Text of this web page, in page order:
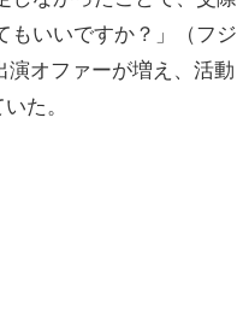
もいいですか？」（フジ
演オファーが増え、活動
た。